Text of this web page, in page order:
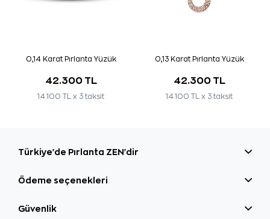
0,14 Karat Pırlanta Yüzük
42.300 TL
14.100 TL x 3 taksit
0,13 Karat Pırlanta Yüzük
42.300 TL
14.100 TL x 3 taksit
Türkiye'de Pırlanta ZEN'dir
Ödeme seçenekleri
Güvenlik